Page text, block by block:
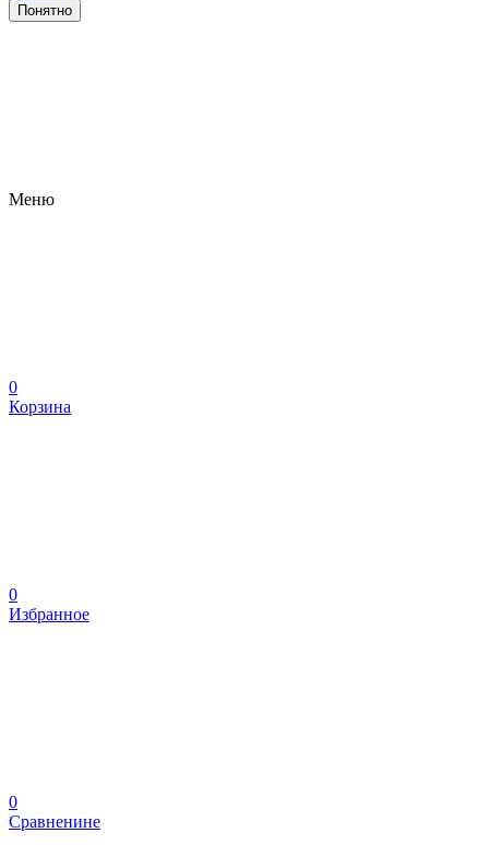
Понятно
Меню
0
Корзина
0
Избранное
0
Сравненине